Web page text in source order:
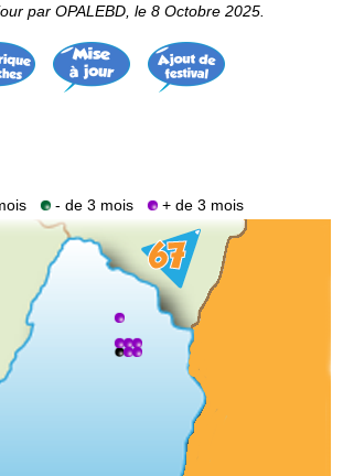
par OPALEBD, le 8 Octobre 2025.
- de 3 mois + de 3 mois